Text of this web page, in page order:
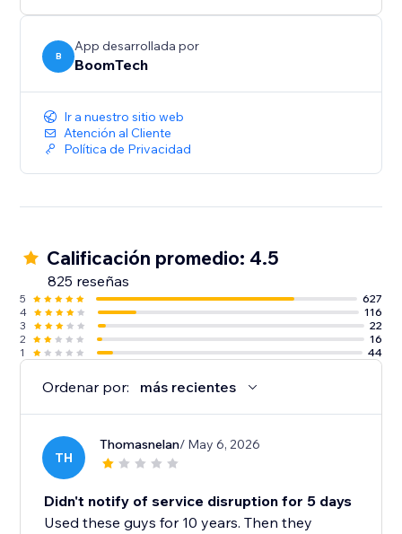
B
App desarrollada por
BoomTech
Ir a nuestro sitio web
Atención al Cliente
Política de Privacidad
Calificación promedio: 4.5
825 reseñas
5
627
4
116
3
22
2
16
1
44
Ordenar por: más recientes
TH
Thomasnelan/ May 6, 2026
Didn't notify of service disruption for 5 days
Used these guys for 10 years. Then they